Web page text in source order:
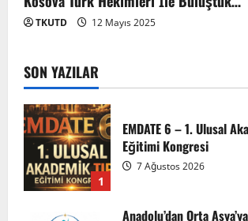
TKUTD 12 Mayıs 2025
SON YAZILAR1
EMDATE 6 – 1. Ulusal
2
Birliği Zirvesi – Ağrı
Uzmanlığı Buluşturmak:
Sempozyumu